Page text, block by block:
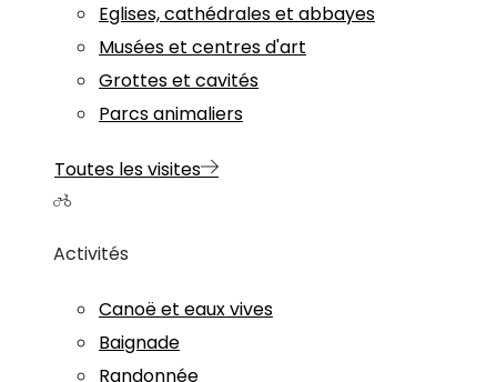
Eglises, cathédrales et abbayes
Musées et centres d'art
Grottes et cavités
Parcs animaliers
Toutes les visites
Activités
Canoë et eaux vives
Baignade
Randonnée